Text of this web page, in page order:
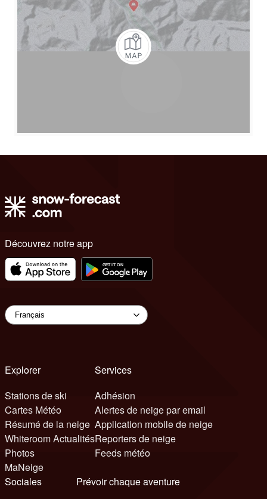
Découvrez notre app
Explorer
Stations de ski
Cartes Météo
Résumé de la neige
Whiteroom Actualités
Photos
MaNeige
Services
Adhésion
Alertes de neige par email
Application mobile de neige
Reporters de neige
Feeds météo
Sociales
Prévoir chaque aventure